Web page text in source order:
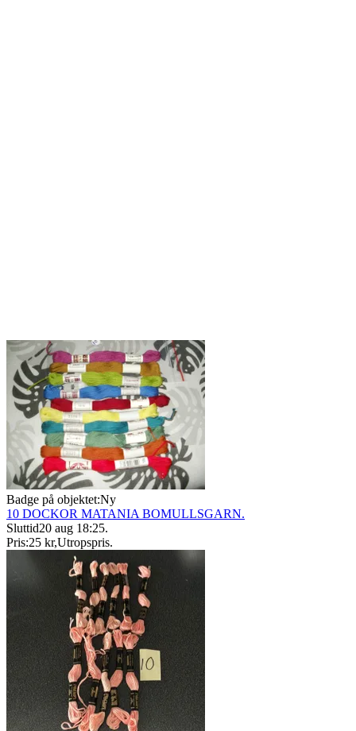
Badge på objektet:Ny
10 DOCKOR MATANIA BOMULLSGARN.
Sluttid20 aug 18:25.
Pris:25 kr,Utropspris.